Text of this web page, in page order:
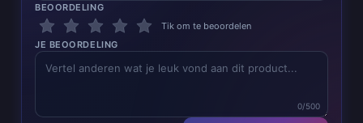
BEOORDELING
Tik om te beoordelen
JE BEOORDELING
0/500